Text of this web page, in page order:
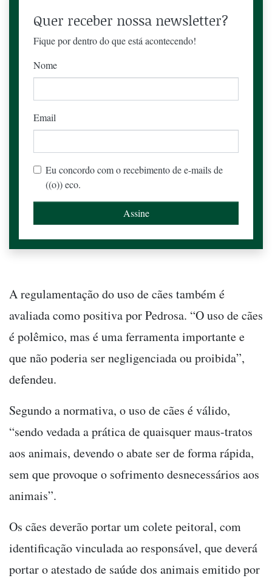
Quer receber nossa newsletter?
Fique por dentro do que está acontecendo!
Nome
Email
Eu concordo com o recebimento de e-mails de
((o)) eco.
A regulamentação do uso de cães também é
avaliada como positiva por Pedrosa. “O uso de cães
é polêmico, mas é uma ferramenta importante e
que não poderia ser negligenciada ou proibida”,
defendeu.
Segundo a normativa, o uso de cães é válido,
“sendo vedada a prática de quaisquer maus-tratos
aos animais, devendo o abate ser de forma rápida,
sem que provoque o sofrimento desnecessários aos
animais”.
Os cães deverão portar um colete peitoral, com
identificação vinculada ao responsável, que deverá
portar o atestado de saúde dos animais emitido por